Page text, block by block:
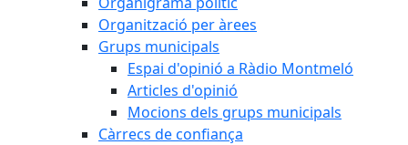
Organització per àrees
Grups municipals
Espai d'opinió a Ràdio Montmeló
Articles d'opinió
Mocions dels grups municipals
Càrrecs de confiança